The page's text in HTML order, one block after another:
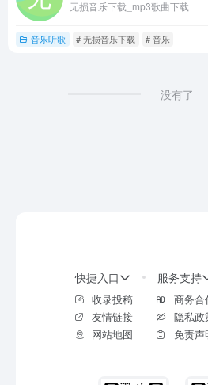
无损音乐下载_mp3歌曲下载
音乐听歌 # 无损音乐下载 # 音乐
没有了
快捷入口
收录投稿
友情链接
网站地图
服务支持
商务合
隐私政
免责声